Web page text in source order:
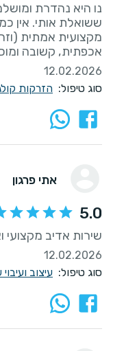
נו היא נהדרת
ששואלת אותי. אין
מקצועית אמתית
אכפתית, קשובה
12.02.2026
סוג טיפול: הזרקות
אתי פרגון
5.0
שירות אדיב מקצועי
12.02.2026
סוג טיפול: עיצוב